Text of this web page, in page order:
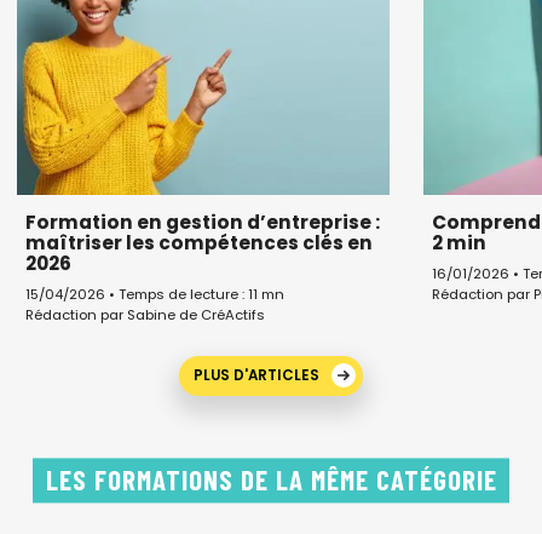
Formation en gestion d’entreprise :
maîtriser les compétences clés en
2026
15/04/2026 • Temps de lecture : 11 mn
Rédaction par Sabine de CréActifs
2 min
16/01/2026 •
Rédaction par
PLUS D'ARTICLES
LES FORMATIONS DE LA MÊME CATÉGORIE